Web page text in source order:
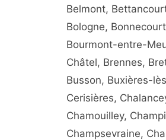
Belmont,
Bologne,
Bourmont-entre-
Châtel, Brennes,
Busson, Buxières-
Cerisières,
Chamouilley,
Champsevraine,